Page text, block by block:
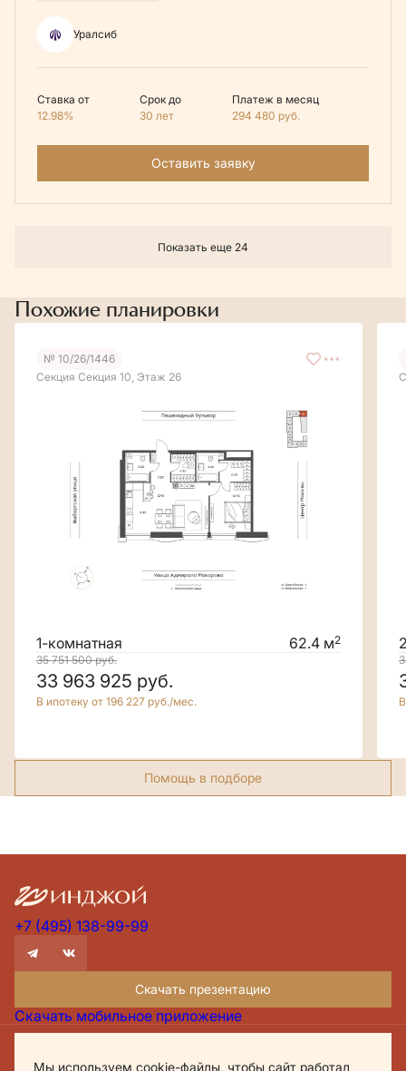
Уралсиб
Ставка от
12.98%
Срок до
30 лет
Платеж в месяц
294 480 руб.
Оставить заявку
Показать еще 24
Похожие планировки
№ 10/26/1446
Секция Секция 10, Этаж 26
1-комнатная 62.4 м2
35 751 500руб.
33 963 925 руб.
В ипотеку от 196 227 руб./мес.
Помощь в подборе
+7 (495) 138-99-99
Скачать презентацию
Скачать мобильное приложение
Мы используем cookie-файлы, чтобы сайт работал